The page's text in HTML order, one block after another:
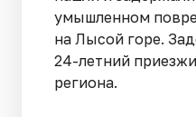
умышленном
на Лысой горе.
24-летний
региона.